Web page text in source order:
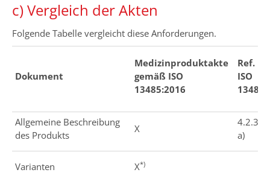
c) Vergleich der Akten
Folgende Tabelle vergleicht diese Anforderungen.
Dokument
Medizinproduktakte
gemäß ISO
13485:2016
Ref.
ISO
13485
Allgemeine Beschreibung
des Produkts
X
4.2.3
a)
Varianten X*)